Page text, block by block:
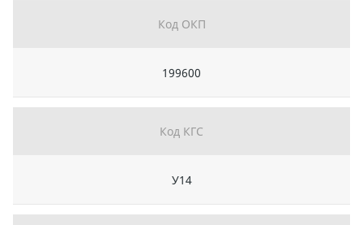
Код ОКП
199600
Код КГС
У14